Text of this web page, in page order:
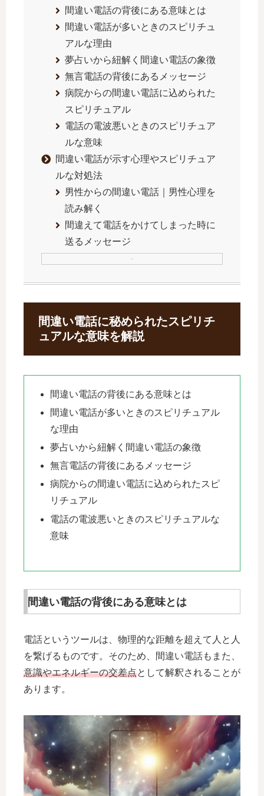
間違い電話の背後にある意味とは
間違い電話が多いときのスピリチュ
アルな理由
夢占いから紐解く間違い電話の象徴
無言電話の背後にあるメッセージ
病院からの間違い電話に込められた
スピリチュアル
電話の電波悪いときのスピリチュア
ルな意味
間違い電話が示す心理やスピリチュア
ルな対処法
男性からの間違い電話｜男性心理を
読み解く
間違えて電話をかけてしまった時に
送るメッセージ
間違い電話に秘められたスピリチ
ュアルな意味を解説
間違い電話の背後にある意味とは
間違い電話が多いときのスピリチュアル
な理由
夢占いから紐解く間違い電話の象徴
無言電話の背後にあるメッセージ
病院からの間違い電話に込められたスピ
リチュアル
電話の電波悪いときのスピリチュアルな
意味
間違い電話の背後にある意味とは
電話というツールは、物理的な距離を超えて人と人
を繋げるものです。そのため、間違い電話もまた、
意識やエネルギーの交差点として解釈されることが
あります。